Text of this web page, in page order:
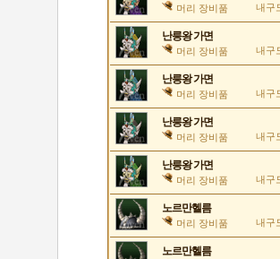
머리 장비품 내구
난릉왕 가면
머리 장비품 내구
난릉왕 가면
머리 장비품 내구
난릉왕 가면
머리 장비품 내구
난릉왕 가면
머리 장비품 내구
노르만헬름
머리 장비품 내구
노르만헬름